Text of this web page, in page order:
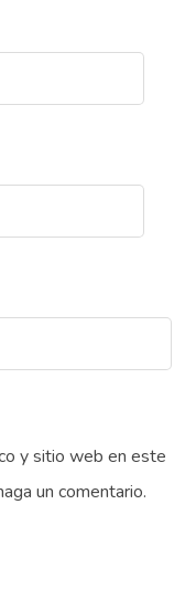
y sitio web en este
un comentario.